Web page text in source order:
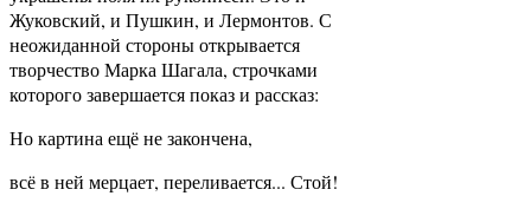
Жуковский, и Пушкин, и Лермонтов. С
неожиданной стороны открывается
творчество Марка Шагала, строчками
которого завершается показ и рассказ:
Но картина ещё не закончена,
всё в ней мерцает, переливается... Стой!